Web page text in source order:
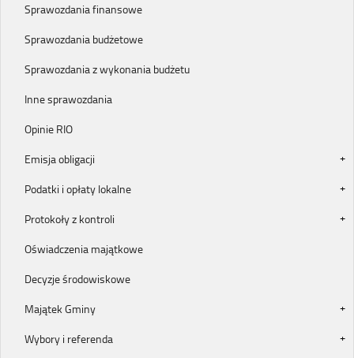
Sprawozdania finansowe
Sprawozdania budżetowe
Sprawozdania z wykonania budżetu
Inne sprawozdania
Opinie RIO
Emisja obligacji
Podatki i opłaty lokalne
Protokoły z kontroli
Oświadczenia majątkowe
Decyzje środowiskowe
Majątek Gminy
Wybory i referenda